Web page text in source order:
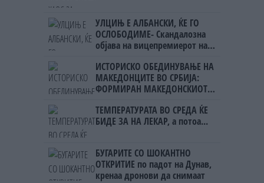
УЛЦИЊ Е АЛБАНСКИ, ЌЕ ГО
ОСЛОБОДИМЕ- Скандалозна
објава на вицепремиерот на
ИСТОРИСКО ОБЕДИНУВАЊЕ НА
МАКЕДОНЦИТЕ ВО СРБИЈА:
ФОРМИРАН МАКЕДОНСКИОТ
ТЕМПЕРАТУРАТА ВО СРЕДА ЌЕ
БИДЕ ЗА НА ЛЕКАР, а потоа...
БУГАРИТЕ СО ШОКАНТНО
ОТКРИТИЕ по падот на Дунав,
кренаа дронови да снимаат